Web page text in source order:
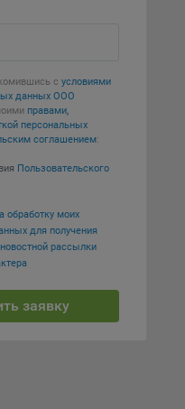
с условиями
данных ООО
правами,
персональных
соглашением:
Пользовательского
обработку моих
для получения
рассылки
заявку